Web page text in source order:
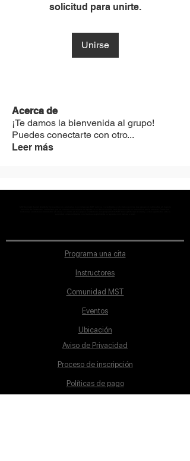
solicitud para unirte.
Unirse
Acerca de
¡Te damos la bienvenida al grupo!
Puedes conectarte con otro...
Leer más
Programa una cita
Instructores
Comunidad MST
Eventos
Ubicación
Aviso de Privacidad
Proceso de inscripción
Políticas de pago